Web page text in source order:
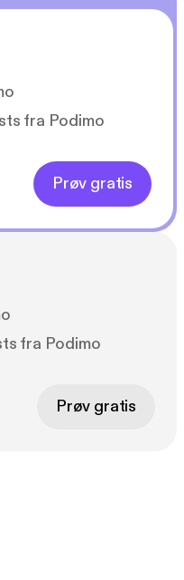
fra Podimo
Prøv gratis
fra Podimo
Prøv gratis